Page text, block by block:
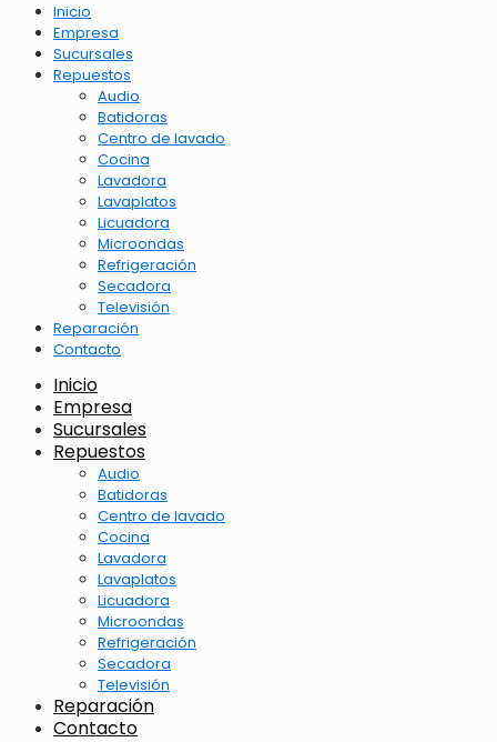
Inicio
Empresa
Sucursales
Repuestos
Audio
Batidoras
Centro de lavado
Cocina
Lavadora
Lavaplatos
Licuadora
Microondas
Refrigeración
Secadora
Televisión
Reparación
Contacto
Inicio
Empresa
Sucursales
Repuestos
Audio
Batidoras
Centro de lavado
Cocina
Lavadora
Lavaplatos
Licuadora
Microondas
Refrigeración
Secadora
Televisión
Reparación
Contacto